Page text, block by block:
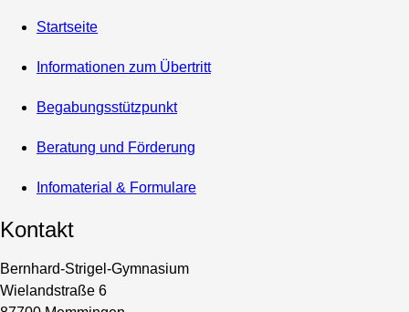
Startseite
Informationen zum Übertritt
Begabungsstützpunkt
Beratung und Förderung
Infomaterial & Formulare
Kontakt
Bernhard-Strigel-Gymnasium
Wielandstraße 6